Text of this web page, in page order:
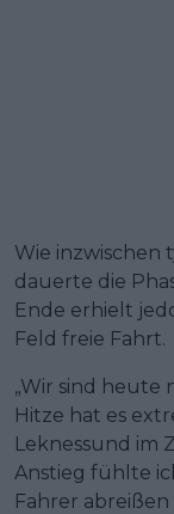
Wie inzwischen
dauerte die
Ende erhielt
Feld freie Fahrt.
„Wir sind heute
Hitze hat es
Leknessund im
Anstieg fühlte
Fahrer